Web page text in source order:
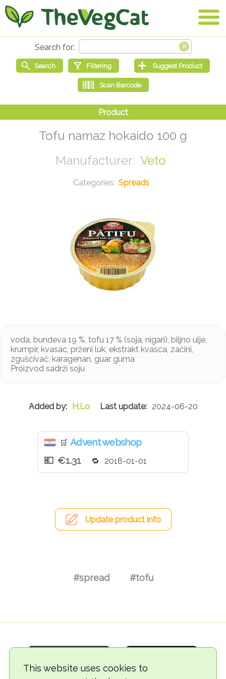
This website uses cookies to
Tofu namaz hokaido 100 g
Veto
Spreads
voda, bundeva 19 %, tofu 17 % (soja, nigari), biljno ulje,
krumpir, kvasac, prženi luk, ekstrakt kvasca, začini,
zgušćivač: karagenan, guar guma
Proizvod sadrži soju
H.Lo 2024-06-20
🛒 Advent webshop
€1.31
2018-01-01
Update product info
#spread #tofu